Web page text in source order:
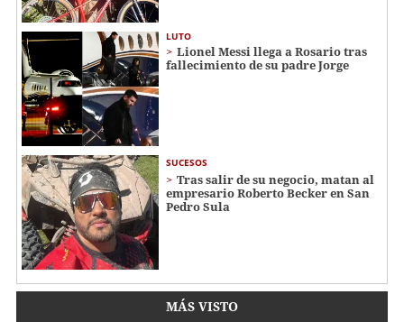
LUTO
Lionel Messi llega a Rosario tras
fallecimiento de su padre Jorge
SUCESOS
Tras salir de su negocio, matan al
empresario Roberto Becker en San
Pedro Sula
MÁS VISTO